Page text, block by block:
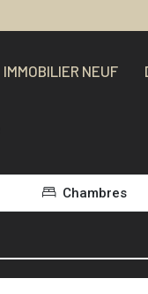
IMMOBILIER NEUF
Chambres